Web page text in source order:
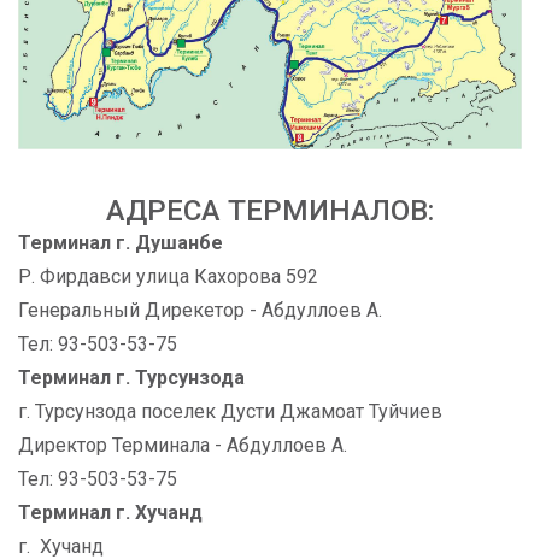
АДРЕСА ТЕРМИНАЛОВ:
Терминал г. Душанбе
Р. Фирдавси улица Кахорова 592
Генеральный Дирекетор - Абдуллоев А.
Тел: 93-503-53-75
Терминал г. Турсунзода
г. Турсунзода поселек Дусти Джамоат Туйчиев
Директор Терминала - Абдуллоев А.
Тел: 93-503-53-75
Терминал г. Хучанд
г. Хучанд